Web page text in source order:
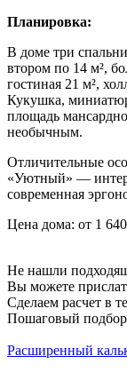
Планировка:
В доме три
втором по 14 м²,
гостиная 21 м²,
Кукушка,
площадь
необычным.
Отличительные
«Уютный» —
современная
Цена дома: от 1
Не нашли
Вы можете
Сделаем расчет в
Пошаговый подбор
Расширенный